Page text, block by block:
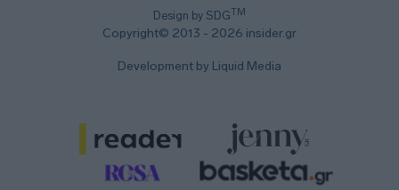
Design by SDGTM
Copyright© 2013 - 2026 insider.gr
Development by Liquid Media